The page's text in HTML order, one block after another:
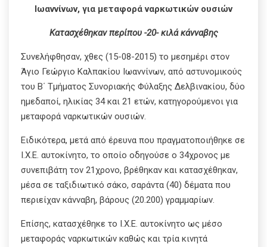
Ιωαννίνων, για μεταφορά ναρκωτικών ουσιών
Κατασχέθηκαν περίπου -20- κιλά κάνναβης
Συνελήφθησαν, χθες (15-08-2015) το μεσημέρι στον
Άγιο Γεώργιο Καλπακίου Ιωαννίνων, από αστυνομικούς
του Β΄ Τμήματος Συνοριακής Φύλαξης Δελβινακίου, δύο
ημεδαποί, ηλικίας 34 και 21 ετών, κατηγορούμενοι για
μεταφορά ναρκωτικών ουσιών.
Ειδικότερα, μετά από έρευνα που πραγματοποιήθηκε σε
Ι.Χ.Ε. αυτοκίνητο, το οποίο οδηγούσε ο 34χρονος με
συνεπιβάτη τον 21χρονο, βρέθηκαν και κατασχέθηκαν,
μέσα σε ταξιδιωτικό σάκο, σαράντα (40) δέματα που
περιείχαν κάνναβη, βάρους (20.200) γραμμαρίων.
Επίσης, κατασχέθηκε το Ι.Χ.Ε. αυτοκίνητο ως μέσο
μεταφοράς ναρκωτικών καθώς και τρία κινητά